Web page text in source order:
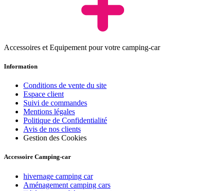
Accessoires et Equipement pour votre camping-car
Information
Conditions de vente du site
Espace client
Suivi de commandes
Mentions légales
Politique de Confidentialité
Avis de nos clients
Gestion des Cookies
Accessoire Camping-car
hivernage camping car
Aménagement camping cars